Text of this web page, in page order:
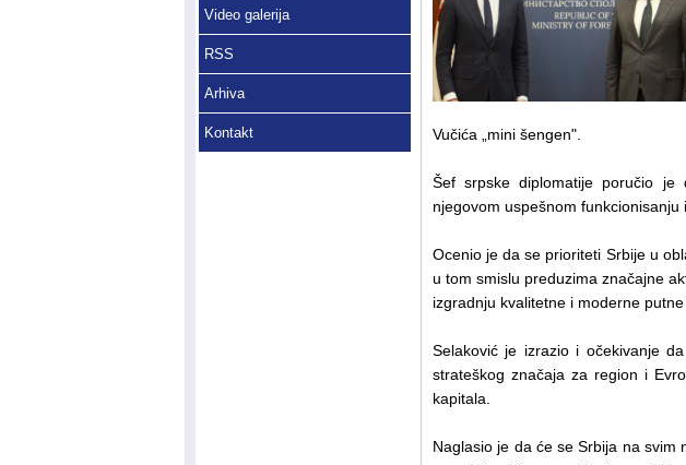
Video galerija
RSS
Arhiva
Kontakt
Vučića „mini šengen".
Šef srpske diplomatije poručio je
njegovom uspešnom
Ocenio je da se prioriteti Srbije u
u tom smislu preduzima značajne
izgradnju kvalitetne i moderne
Selaković je izrazio i očekivanje
strateškog značaja za region i
kapitala.
Naglasio je da će se Srbija na svim